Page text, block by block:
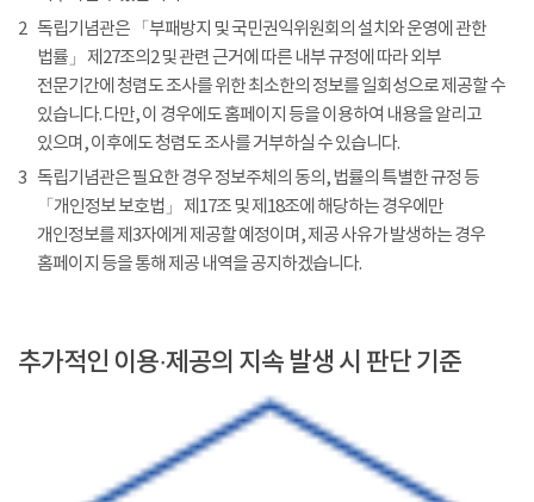
2 독립기념관은 「부패방지 및 국민권익위원회의 설치와 운영에 관한
법률」 제27조의2 및 관련 근거에 따른 내부 규정에 따라 외부
전문기간에 청렴도 조사를 위한 최소한의 정보를 일회성으로 제공할 수
있습니다. 다만, 이 경우에도 홈페이지 등을 이용하여 내용을 알리고
있으며, 이후에도 청렴도 조사를 거부하실 수 있습니다.
3 독립기념관은 필요한 경우 정보주체의 동의, 법률의 특별한 규정 등
「개인정보 보호법」 제17조 및 제18조에 해당하는 경우에만
개인정보를 제3자에게 제공할 예정이며, 제공 사유가 발생하는 경우
홈페이지 등을 통해 제공 내역을 공지하겠습니다.
추가적인 이용·제공의 지속 발생 시 판단 기준